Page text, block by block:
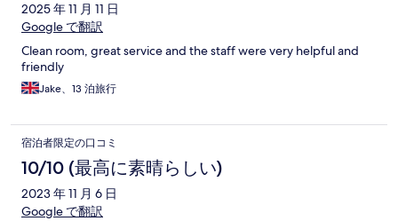
2025 年 11 月 11 日
Google で翻訳
Clean room, great service and the staff were very helpful and
friendly
Jake、13 泊旅行
宿泊者限定の口コミ
10/10 (最高に素晴らしい)
2023 年 11 月 6 日
Google で翻訳